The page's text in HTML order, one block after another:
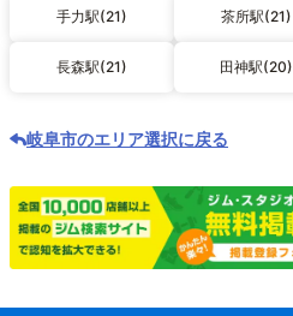
手力駅(21) 茶所駅(21)
長森駅(21) 田神駅(20)
岐阜市のエリア選択に戻る